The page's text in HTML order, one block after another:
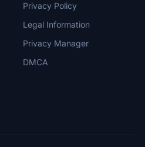
Privacy Policy
Legal Information
Privacy Manager
DMCA